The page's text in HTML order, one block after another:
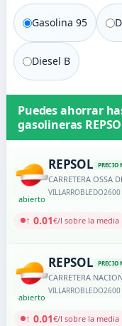
Gasolina 95
Diesel B
Puedes ahorrar
gasolineras
abierto
REPSOL
VILLARROBLEDO2600
↑ 0.01€/l sobre la media
abierto
REPSOL
VILLARROBLEDO2600
↑ 0.01€/l sobre la media